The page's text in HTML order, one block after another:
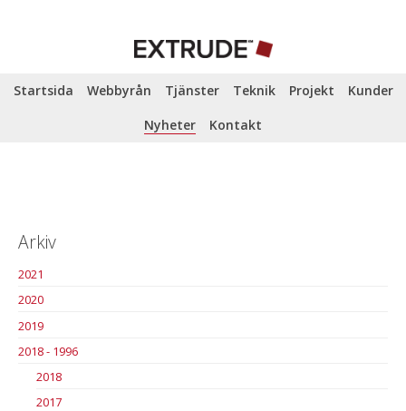
Startsida Webbyrån Tjänster Teknik Projekt
Kunder
Nyheter
Kontakt
Arkiv
2021
2020
2019
2018 - 1996
2018
2017